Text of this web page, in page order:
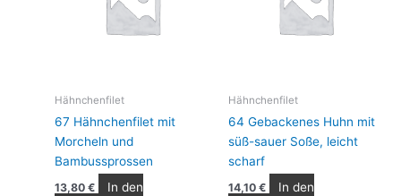
Hähnchenfilet
67 Hähnchenfilet mit
Morcheln und
Bambussprossen
13,80€
In den
Hähnchenfilet
64 Gebackenes Huhn mit
süß-sauer Soße, leicht
scharf
14,10 €
In den